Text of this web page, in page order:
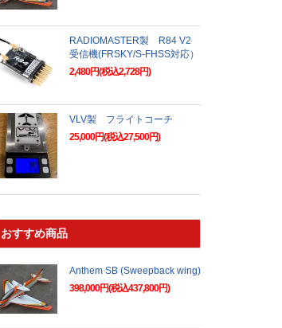
RADIOMASTER製 R84 V2
受信機(FRSKY/S-FHSS対応）
2,480円(税込2,728円)
VLV製 フライトコーチ
25,000円(税込27,500円)
おすすめ商品
Anthem SB (Sweepback wing)
398,000円(税込437,800円)